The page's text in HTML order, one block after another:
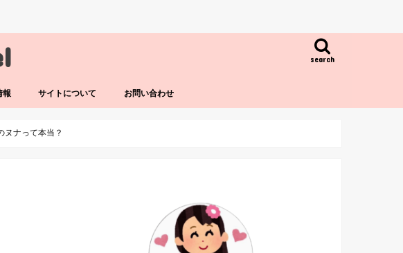
search
報 サイトについて お問い合わせ
ヌナって本当？